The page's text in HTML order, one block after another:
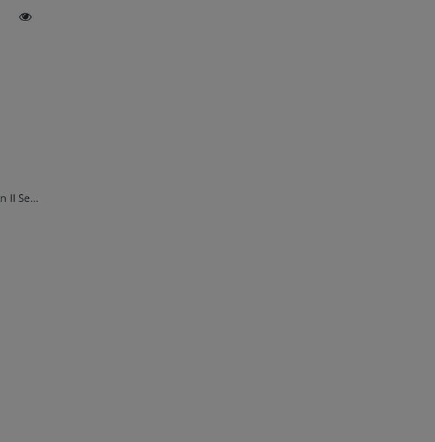
Gumowe Dywaniki Samochodowe VW Sharan II Seat Alhambra II